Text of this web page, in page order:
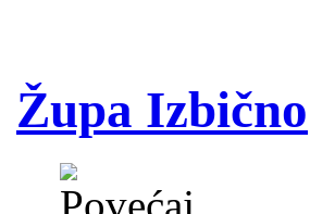
Župa Izbično